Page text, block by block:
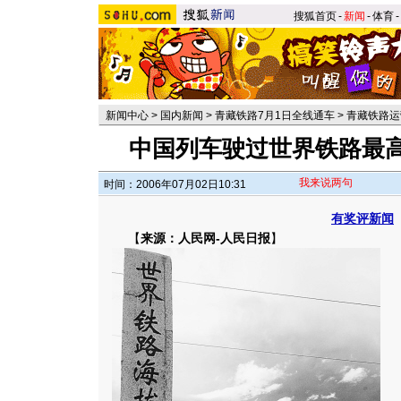
搜狐首页-新闻 -体育-
新闻中心 > 国内新闻 > 青藏铁路7月1日全线通车 > 青藏铁路
中国列车驶过世界铁路最
时间：2006年07月02日10:31 我来说两句
有奖评新闻
【来源：人民网-人民日报】